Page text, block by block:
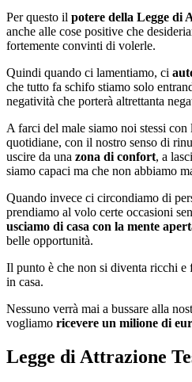
Per questo il potere della Legge di
anche alle cose positive che
fortemente convinti di volerle.
Quindi quando ci lamentiamo, ci
che tutto fa schifo stiamo solo
negatività che porterà altrettanta
A farci del male siamo noi stessi
quotidiane, con il nostro senso di
uscire da una zona di confort, a
siamo capaci ma che non abbiamo
Quando invece ci circondiamo di
prendiamo al volo certe occasioni
usciamo di casa con la mente
belle opportunità.
Il punto è che non si diventa ricchi e
in casa.
Nessuno verrà mai a bussare alla
vogliamo ricevere un milione di
Legge di Attrazione